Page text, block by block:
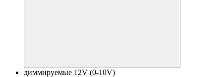
диммируемые 12V (0-10V)